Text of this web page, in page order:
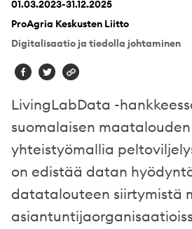
01.03.2023-31.12.2025
ProAgria Keskusten Liitto
Digitalisaatio ja tiedolla johtaminen
LivingLabData -
suomalaisen
yhteistyömallia
on edistää datan
datatalouteen siirtymistä